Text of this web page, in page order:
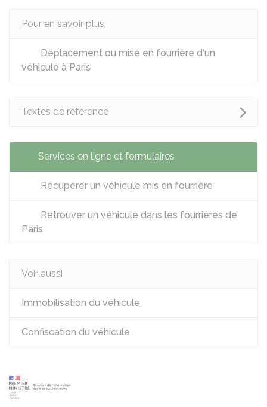
Pour en savoir plus
Déplacement ou mise en fourrière d'un
véhicule à Paris
Textes de référence
Services en ligne et formulaires
Récupérer un véhicule mis en fourrière
Retrouver un véhicule dans les fourrières de
Paris
Voir aussi
Immobilisation du véhicule
Confiscation du véhicule